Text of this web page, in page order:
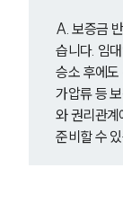
A. 보증금
습니다. 임
승소 후에도
가압류 등
와 권리관계
준비할 수